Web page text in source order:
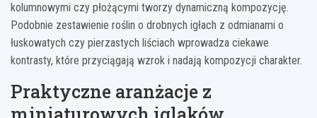
kolumnowymi czy płożącymi tworzy dynamiczną kompozycję.
Podobnie zestawienie roślin o drobnych igłach z odmianami o
łuskowatych czy pierzastych liściach wprowadza ciekawe
kontrasty, które przyciągają wzrok i nadają kompozycji charakter.
Praktyczne aranżacje z